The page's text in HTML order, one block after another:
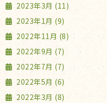
2023年3月 (11)
2023年1月 (9)
2022年11月 (8)
2022年9月 (7)
2022年7月 (7)
2022年5月 (6)
2022年3月 (8)